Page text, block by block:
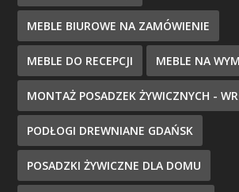
MEBLE BIUROWE NA ZAMÓWIENIE
MEBLE DO RECEPCJI MEBLE NA
MONTAŻ POSADZEK ŻYWICZNYCH -
PODŁOGI DREWNIANE GDAŃSK
POSADZKI ŻYWICZNE DLA DOMU